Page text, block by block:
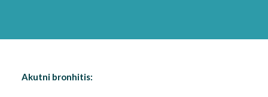
NOVOSTI
Akutni bronhitis: